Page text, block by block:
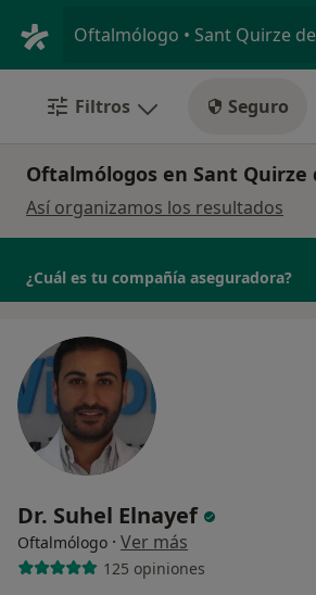
Filtros Seguro
Oftalmólogos en Sant Quirze
Así organizamos los resultados
¿Cuál es tu compañía aseguradora?
Dr. Suhel Elnayef
Oftalmólogo · Ver más
125 opiniones